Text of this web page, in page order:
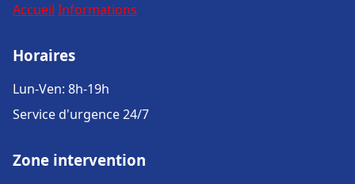
Accueil Informations
Horaires
Lun-Ven: 8h-19h
Service d'urgence 24/7
Zone intervention